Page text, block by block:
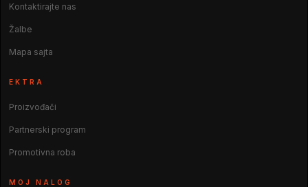
Kontaktirajte nas
Žalbe
Mapa sajta
EKTRA
Proizvođači
Partnerski program
Promotivna roba
MOJ NALOG